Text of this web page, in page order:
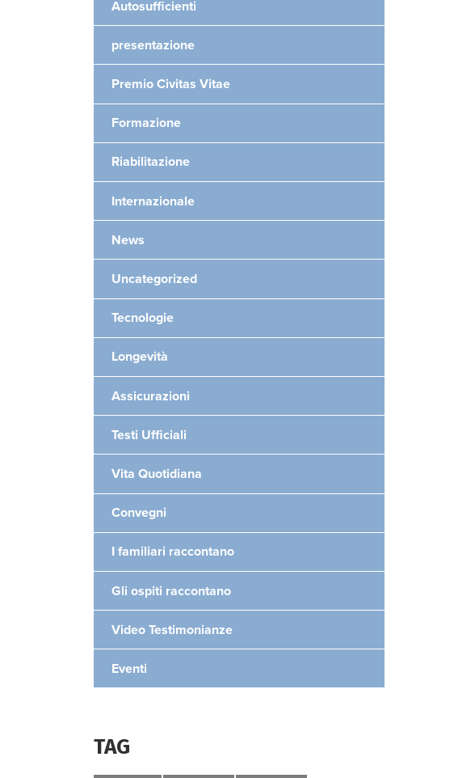
Autosufficienti
presentazione
Premio Civitas Vitae
Formazione
Riabilitazione
Internazionale
News
Uncategorized
Tecnologie
Longevità
Assicurazioni
Testi Ufficiali
Vita Quotidiana
Convegni
I familiari raccontano
Gli ospiti raccontano
Video Testimonianze
Eventi
TAG